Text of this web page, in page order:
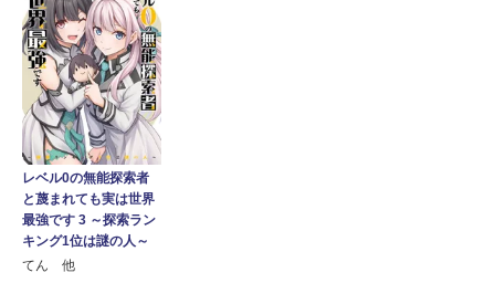
レベル0の無能探索者
と蔑まれても実は世界
最強です 3 ～探索ラン
キング1位は謎の人～
てん 他